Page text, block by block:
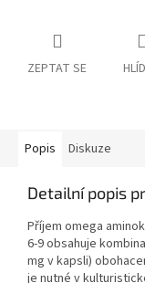
ZEPTAT SE
Popis Diskuze
Detailní popis
Příjem omega
6-9 obsahuje
mg v kapsli)
je nutné v